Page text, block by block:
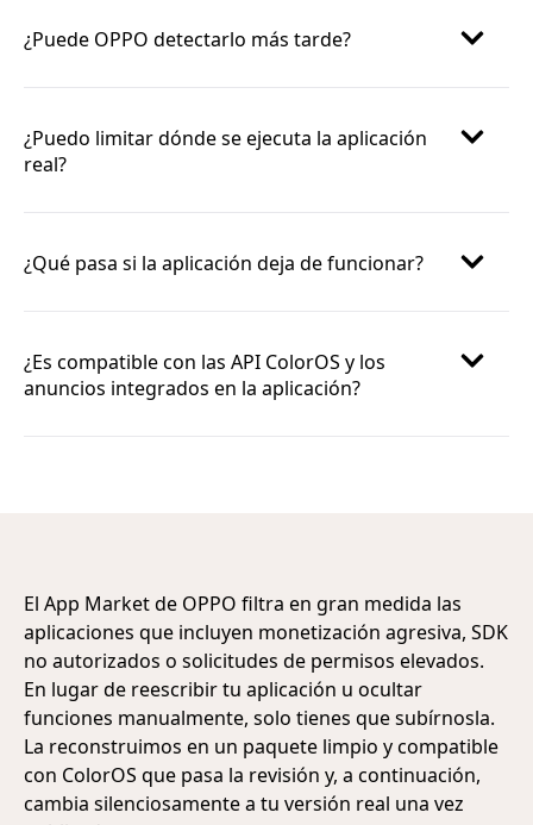
¿Puede OPPO detectarlo más tarde?
¿Puedo limitar dónde se ejecuta la aplicación
real?
¿Qué pasa si la aplicación deja de funcionar?
¿Es compatible con las API ColorOS y los
anuncios integrados en la aplicación?
El App Market de OPPO filtra en gran medida las
aplicaciones que incluyen monetización agresiva, SDK
no autorizados o solicitudes de permisos elevados.
En lugar de reescribir tu aplicación u ocultar
funciones manualmente, solo tienes que subírnosla.
La reconstruimos en un paquete limpio y compatible
con ColorOS que pasa la revisión y, a continuación,
cambia silenciosamente a tu versión real una vez